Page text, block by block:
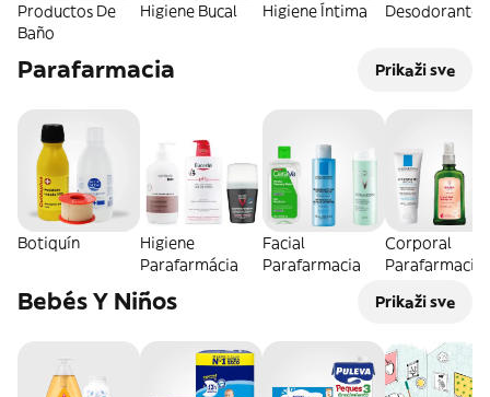
Productos De
Baño
Higiene Bucal Higiene Íntima Desodorantes
Parafarmacia Prikaži sve
Botiquín
Higiene
Parafarmácia
Facial
Parafarmacia
Corporal
Parafarmacia
Bebés Y Niños Prikaži sve